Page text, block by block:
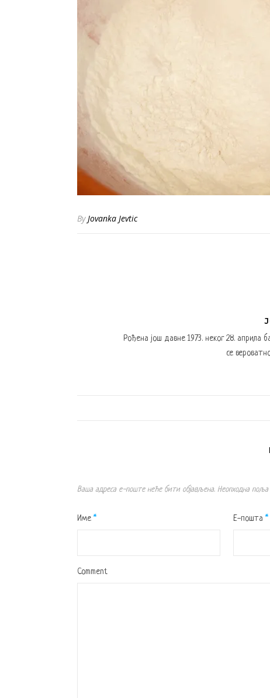
ByJovanka Jevtic
Рођена још давне 1973. неког 28. априла
се
Ваша адреса е-поште неће бити објављена. Неопходна поља
Име * Е-пошта *
Comment